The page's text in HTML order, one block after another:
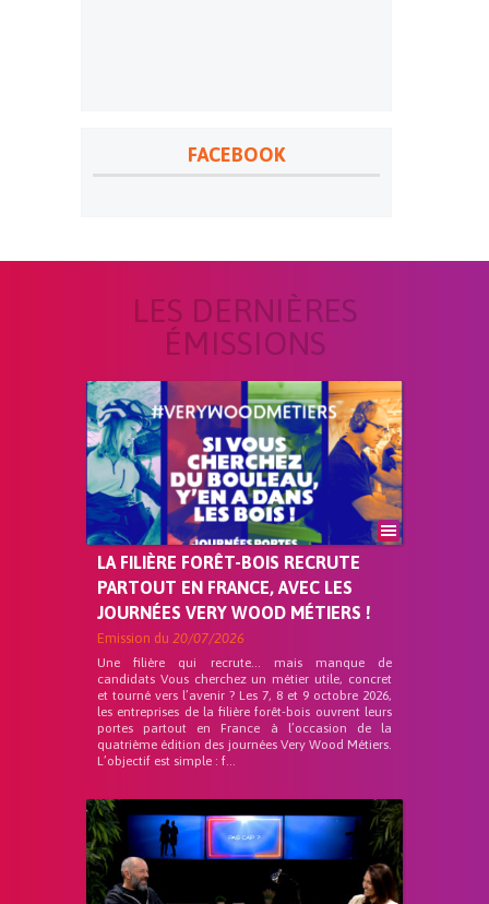
FACEBOOK
LES DERNIÈRES
ÉMISSIONS
LA FILIÈRE FORÊT-BOIS RECRUTE
PARTOUT EN FRANCE, AVEC LES
JOURNÉES VERY WOOD MÉTIERS !
Emission du 20/07/2026
Une filière qui recrute… mais manque de
candidats Vous cherchez un métier utile, concret
et tourné vers l’avenir ? Les 7, 8 et 9 octobre 2026,
les entreprises de la filière forêt-bois ouvrent leurs
portes partout en France à l’occasion de la
quatrième édition des journées Very Wood Métiers.
L’objectif est simple : f...